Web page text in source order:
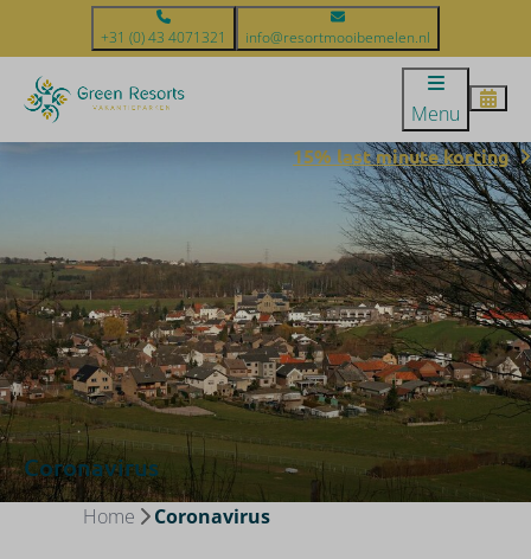
+31 (0) 43 4071321 info@resortmooibemelen.nl
Menu
Coronavirus
15% last minute korting
Home Coronavirus